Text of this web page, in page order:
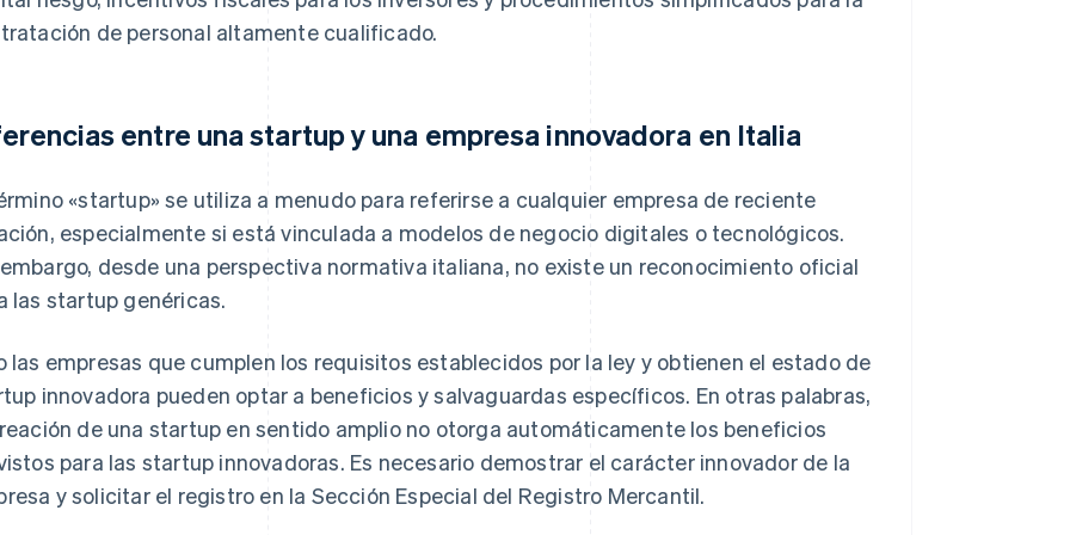
de personal altamente cualificado.
entre una startup y una empresa innovadora en Italia
«startup» se utiliza a menudo para referirse a cualquier empresa de reciente
especialmente si está vinculada a modelos de negocio digitales o tecnológicos.
desde una perspectiva normativa italiana, no existe un reconocimiento oficial
las startup genéricas.
las empresas que cumplen los requisitos establecidos por la ley y obtienen el estado de
innovadora pueden optar a beneficios y salvaguardas específicos. En otras palabras,
de una startup en sentido amplio no otorga automáticamente los beneficios
para las startup innovadoras. Es necesario demostrar el carácter innovador de la
y solicitar el registro en la Sección Especial del Registro Mercantil.